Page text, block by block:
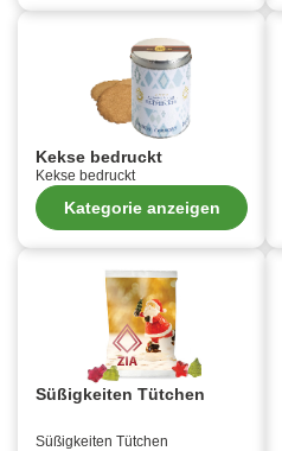
Kekse bedruckt
Kekse bedruckt
Kategorie anzeigen
Süßigkeiten Tütchen
Süßigkeiten Tütchen